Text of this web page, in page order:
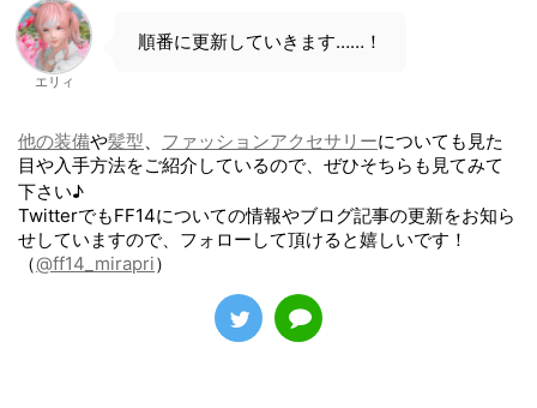
エリィ
順番に更新していきます……！
他の装備や髪型、 ファッションアクセサリーについても見た
目や入手方法をご紹介しているので、ぜひそちらも見てみて
下さい♪
TwitterでもFF14についての情報やブログ記事の更新をお知ら
せしていますので、フォローして頂けると嬉しいです！
（@ff14_mirapri）